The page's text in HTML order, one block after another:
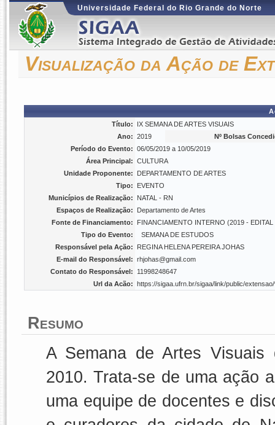
Universidade Federal do Rio Grande do Norte
Visualização da Ação de
Título:
IX SEMANA DE ARTES VISUAIS
Ano: 2019
Nº Bolsas
Período do Evento: 06/05/2019 a 10/05/2019
Área Principal: CULTURA
Unidade Proponente:
DEPARTAMENTO DE ARTES
Tipo:
EVENTO
Municípios de Realização:
NATAL - RN
Espaços de Realização:
Departamento de Artes
Fonte de Financiamento:
FINANCIAMENTO INTERNO (2019 -
Tipo do Evento:
SEMANA DE ESTUDOS
Responsável pela Ação:
REGINA HELENA PEREIRA JOHAS
E-mail do Responsável: rhjohas@gmail.com
Contato do Responsável:
11998248647
Url da Acão: https://sigaa.ufrn.br/sigaa/link/public/
Resumo
A Semana de Artes Visuais
2010. Trata-se de uma ação
uma equipe de docentes e